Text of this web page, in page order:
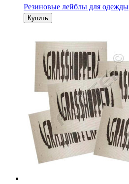
Резиновые лейблы для одежды